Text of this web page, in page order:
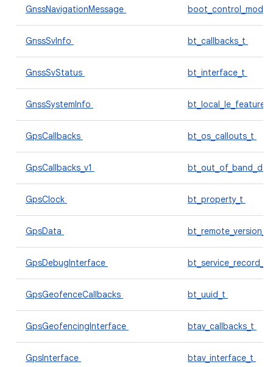
GnssNavigationMessage
GnssSvInfo bt_callbacks_t
GnssSvStatus bt_interface_t
GnssSystemInfo
GpsCallbacks bt_os_callouts_t
GpsCallbacks_v1
GpsClock bt_property_t
GpsData bt_remote_version_t
GpsDebugInterface bt_service_record_t
GpsGeofenceCallbacks bt_uuid_t
GpsGeofencingInterface btav_callbacks_t
GpsInterface btav_interface_t